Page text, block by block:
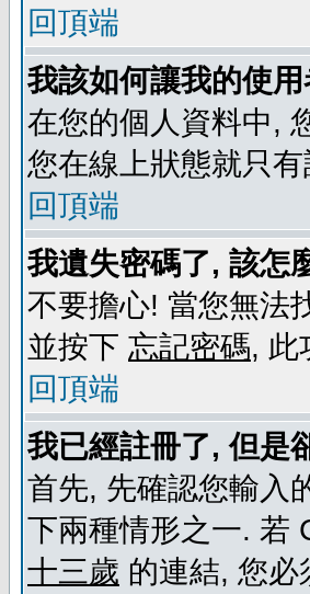
回頂端
我該如何讓我的使
在您的個人資料中,
您在線上狀態就只
回頂端
我遺失密碼了, 該怎
不要擔心! 當您無法
並按下 忘記密碼, 此
回頂端
我已經註冊了, 但是
首先, 先確認您輸入
下兩種情形之一. 若
十三歲 的連結, 您